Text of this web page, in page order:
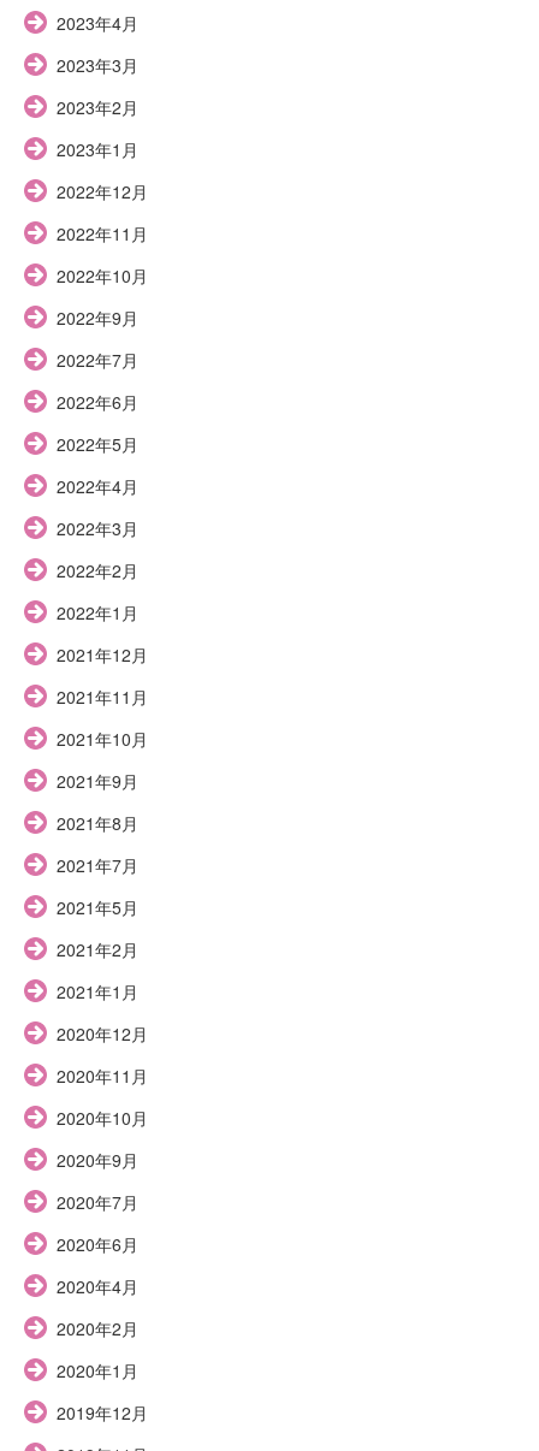
2023年4月
2023年3月
2023年2月
2023年1月
2022年12月
2022年11月
2022年10月
2022年9月
2022年7月
2022年6月
2022年5月
2022年4月
2022年3月
2022年2月
2022年1月
2021年12月
2021年11月
2021年10月
2021年9月
2021年8月
2021年7月
2021年5月
2021年2月
2021年1月
2020年12月
2020年11月
2020年10月
2020年9月
2020年7月
2020年6月
2020年4月
2020年2月
2020年1月
2019年12月